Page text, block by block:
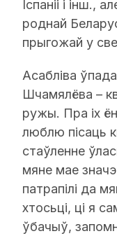
Іспаніі і інш.,
роднай
прыгожай у
Асабліва
Шчамялёва –
ружы. Пра іх
люблю пісаць
стаўленне
мяне мае
патрапілі да
хтосьці, ці я
ўбачыў,